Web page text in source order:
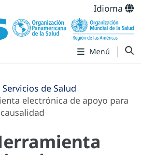
Idioma
Menú
Servicios de Salud
electrónica de apoyo para